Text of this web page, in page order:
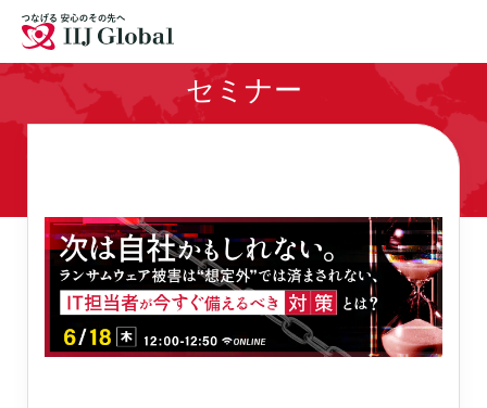
採用情報 お問い合わせ
セミナー